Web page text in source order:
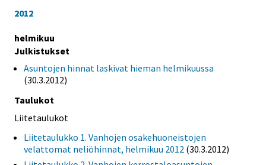
2012
helmikuu
Julkistukset
Asuntojen hinnat laskivat hieman helmikuussa
(30.3.2012)
Taulukot
Liitetaulukot
Liitetaulukko 1. Vanhojen osakehuoneistojen
velattomat neliöhinnat, helmikuu 2012 (30.3.2012)